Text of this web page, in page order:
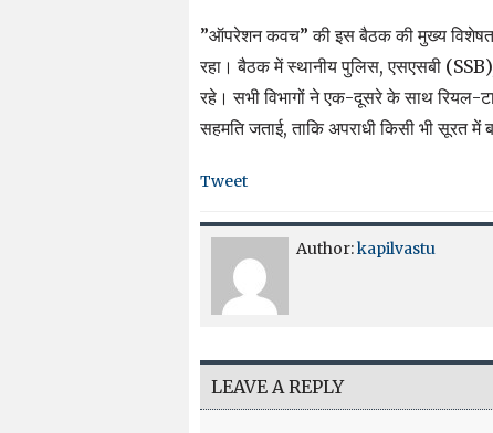
​”ऑपरेशन कवच” की इस बैठक की मुख्य विशेषता
रहा। बैठक में स्थानीय पुलिस, एसएसबी
रहे। सभी विभागों ने एक-दूसरे के साथ रियल-
सहमति जताई, ताकि अपराधी किसी भी सूरत
Tweet
Author:kapilvastu
LEAVE A REPLY